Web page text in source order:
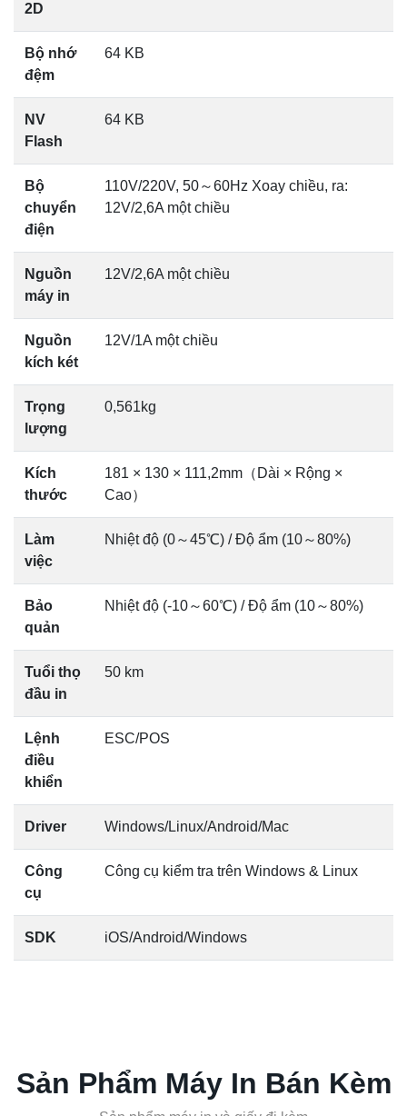
2D
Bộ nhớ
đệm
64 KB
NV
Flash
64 KB
Bộ
chuyển
điện
110V/220V, 50～60Hz Xoay chiều, ra:
12V/2,6A một chiều
Nguồn
máy in
12V/2,6A một chiều
Nguồn
kích két
12V/1A một chiều
Trọng
lượng
0,561kg
Kích
thước
181 × 130 × 111,2mm（Dài × Rộng ×
Cao）
Làm
việc
Nhiệt độ (0～45℃) / Độ ẩm (10～80%)
Bảo
quản
Nhiệt độ (-10～60℃) / Độ ẩm (10～80%)
Tuổi thọ
đầu in
50 km
Lệnh
điều
khiển
ESC/POS
Driver Windows/Linux/Android/Mac
Công
cụ
Công cụ kiểm tra trên Windows & Linux
SDK iOS/Android/Windows
Sản Phẩm Máy In Bán Kèm